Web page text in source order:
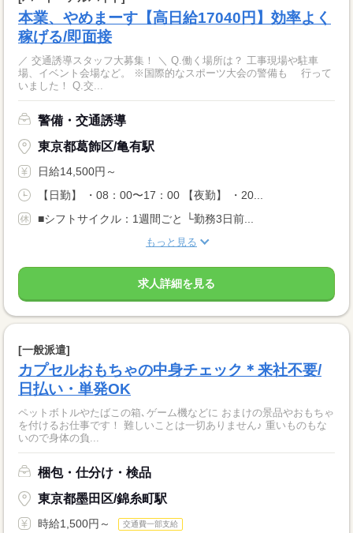
本業、やめまーす【高日給17040円】効率よく
稼げる/即面接
／ 交通誘導スタッフ大募集！ ＼ Q.働く場所は？ 工事現場や駐車
場、イベント会場など。 ※国際的なスポーツ大会の警備も 行って
いました！ Q.交...
警備・交通誘導
東京都葛飾区/亀有駅
日給14,500円～
【日勤】 ・08：00〜17：00 【夜勤】 ・20...
■シフトサイクル：1週間ごと └勤務3日前...
もっと見る
求人詳細を見る
[一般派遣]
カプセルおもちゃの中身チェック＊来社不要/
日払い・単発OK
ペットボトルやたばこの箱､ゲーム機などに おまけの景品やおもちゃ
を付けるお仕事です！ 難しいことは一切ありません♪ 重いものもな
いので身体の負...
梱包・仕分け・検品
東京都墨田区/錦糸町駅
時給1,500円～ 交通費一部支給